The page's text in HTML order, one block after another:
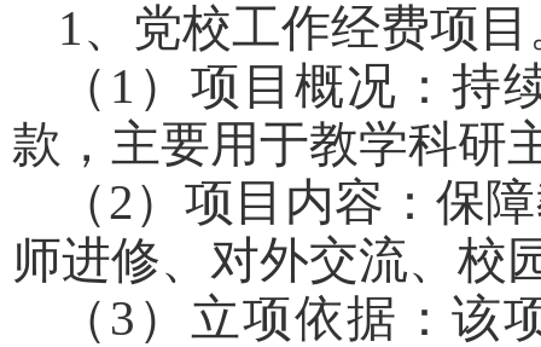
1、党校工作经费项目
（1）项目概况：
款，主要用于教学科研
（2）项目内容：保
师进修、对外交流、校
（3）立项依据：